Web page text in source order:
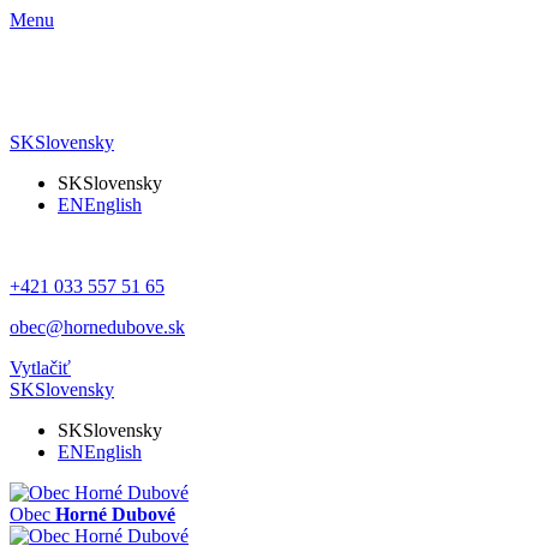
Menu
SKSlovensky
SKSlovensky
ENEnglish
+421 033 557 51 65
obec@hornedubove.sk
Vytlačiť
SKSlovensky
SKSlovensky
ENEnglish
Obec Horné Dubové